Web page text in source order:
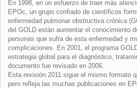
En 1998, en un esfuerzo de traer más
EPOc, un grupo confiado de científicos
enfermedad pulmonar obstructiva crónica
del GOLD están aumentar el conocimiento
personas que sufra de esta enfermedad y
complicaciones. En 2001, el programa
estrategia global para el diagnóstico,
documento fue revisado en 2006.
Esta revisión 2011 sigue el mismo formato
pero refleja las muchas publicaciones en